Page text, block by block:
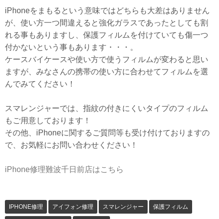
iPhoneをまもるという意味ではどちらも大差はありません
が、使い方一つ間違えると強化ガラスであったとしても割
れる事もありますし、保護フィルムを付けていても傷一つ
付かないという事もあります・・・。
ケースバイケースや使い方で使うフィルムが変わると思い
ますが、みなさんの携帯の使い方に合わせてフィルムを選
んでみてください！
スマレンジャーでは、指紋の付きにくいタイプのフィルム
もご用意しております！
その他、iPhoneに関するご質問等も受け付けておりますの
で、お気軽にお問い合わせください！
iPhone修理難波千日前店はこちら
IPHONE修理 アイフォン修理 スマレンジャー 保護フィルム